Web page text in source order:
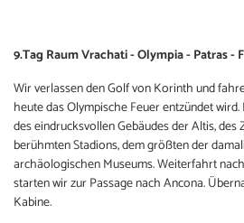
9.Tag Raum Vrachati - Olympia - Patras -
Wir verlassen den Golf von Korinth und
heute das Olympische Feuer entzündet
des eindrucksvollen Gebäudes der Altis, des
berühmten Stadions, dem größten der
archäologischen Museums. Weiterfahrt
starten wir zur Passage nach Ancona.
Kabine.